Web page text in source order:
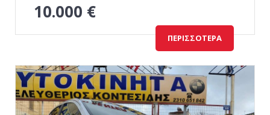
10.000 €
ΠΕΡΙΣΣΌΤΕΡΑ